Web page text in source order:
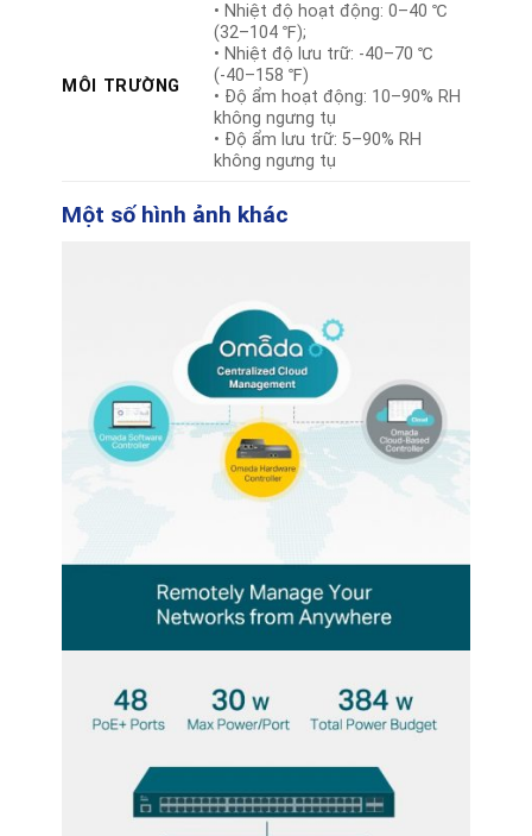
MÔI TRƯỜNG
• Nhiệt độ hoạt động: 0–40 ℃
(32–104 ℉);
• Nhiệt độ lưu trữ: -40–70 ℃
(-40–158 ℉)
• Độ ẩm hoạt động: 10–90% RH
không ngưng tụ
• Độ ẩm lưu trữ: 5–90% RH
không ngưng tụ
Một số hình ảnh khác